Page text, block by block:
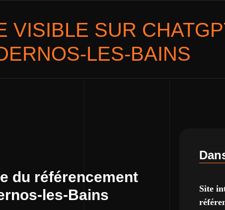
VISIBLE SUR
LES-BAINS
du référencement
les-Bains
Site